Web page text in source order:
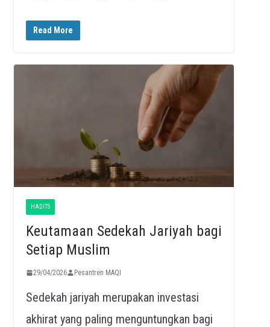
Read More
HADITS
Keutamaan Sedekah Jariyah bagi
Setiap Muslim
29/04/2026 Pesantren MAQI
Sedekah jariyah merupakan investasi
akhirat yang paling menguntungkan bagi